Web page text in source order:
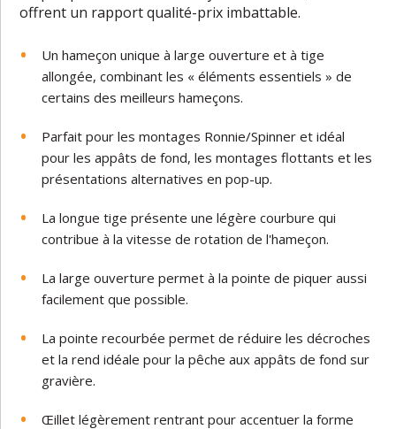
offrent un rapport qualité-prix imbattable.
Un hameçon unique à large ouverture et à tige
allongée, combinant les « éléments essentiels » de
certains des meilleurs hameçons.
Parfait pour les montages Ronnie/Spinner et idéal
pour les appâts de fond, les montages flottants et les
présentations alternatives en pop-up.
La longue tige présente une légère courbure qui
contribue à la vitesse de rotation de l'hameçon.
La large ouverture permet à la pointe de piquer aussi
facilement que possible.
La pointe recourbée permet de réduire les décroches
et la rend idéale pour la pêche aux appâts de fond sur
gravière.
Œillet légèrement rentrant pour accentuer la forme